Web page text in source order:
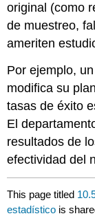
original (como
de muestreo,
ameriten
Por ejemplo,
modifica su
tasas de éxito
El
resultados de
efectividad del
This page titled
estadístico is